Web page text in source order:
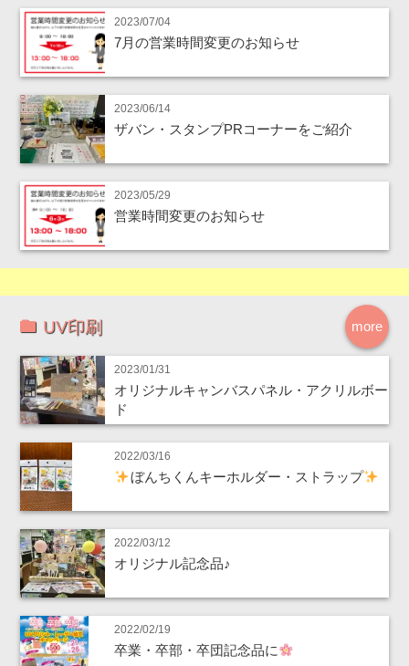
2023/07/04
7月の営業時間変更のお知らせ
2023/06/14
ザバン・スタンプPRコーナーをご紹介
2023/05/29
営業時間変更のお知らせ
more
UV印刷
2023/01/31
オリジナルキャンバスパネル・アクリルボー
ド
2022/03/16
ぼんちくんキーホルダー・ストラップ
2022/03/12
オリジナル記念品♪
2022/02/19
卒業・卒部・卒団記念品に